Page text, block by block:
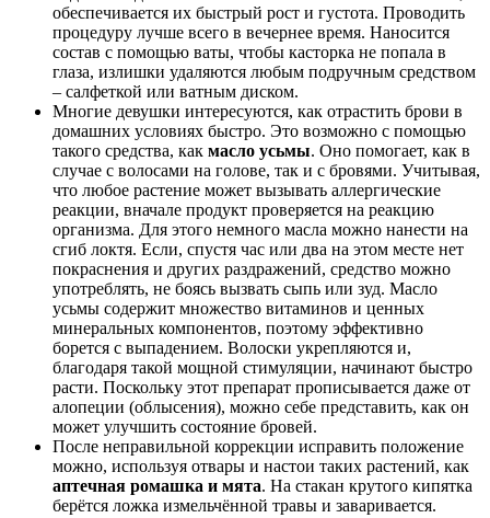
обеспечивается их быстрый рост и густота. Проводить
процедуру лучше всего в вечернее время. Наносится
состав с помощью ваты, чтобы касторка не попала в
глаза, излишки удаляются любым подручным средством
– салфеткой или ватным диском.
Многие девушки интересуются, как отрастить брови в
домашних условиях быстро. Это возможно с помощью
такого средства, как масло усьмы. Оно помогает, как в
случае с волосами на голове, так и с бровями. Учитывая,
что любое растение может вызывать аллергические
реакции, вначале продукт проверяется на реакцию
организма. Для этого немного масла можно нанести на
сгиб локтя. Если, спустя час или два на этом месте нет
покраснения и других раздражений, средство можно
употреблять, не боясь вызвать сыпь или зуд. Масло
усьмы содержит множество витаминов и ценных
минеральных компонентов, поэтому эффективно
борется с выпадением. Волоски укрепляются и,
благодаря такой мощной стимуляции, начинают быстро
расти. Поскольку этот препарат прописывается даже от
алопеции (облысения), можно себе представить, как он
может улучшить состояние бровей.
После неправильной коррекции исправить положение
можно, используя отвары и настои таких растений, как
аптечная ромашка и мята. На стакан крутого кипятка
берётся ложка измельчённой травы и заваривается.